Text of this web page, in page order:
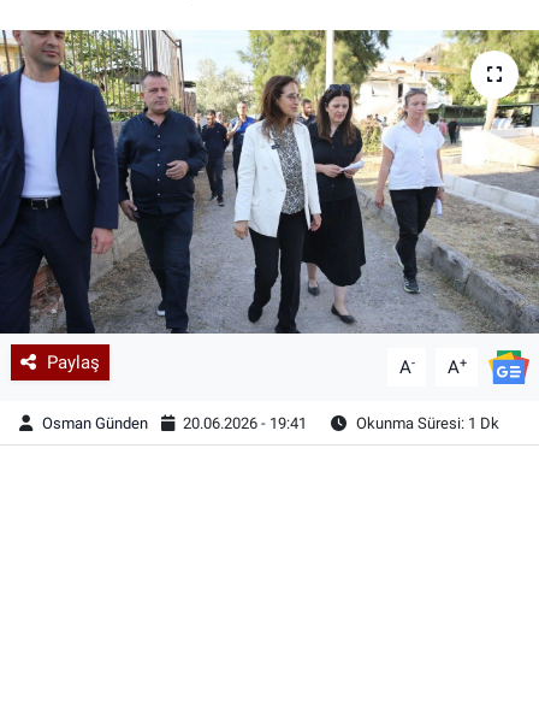
Paylaş A- A+
Osman Günden 20.06.2026 - 19:41 Okunma Süresi: 1 Dk